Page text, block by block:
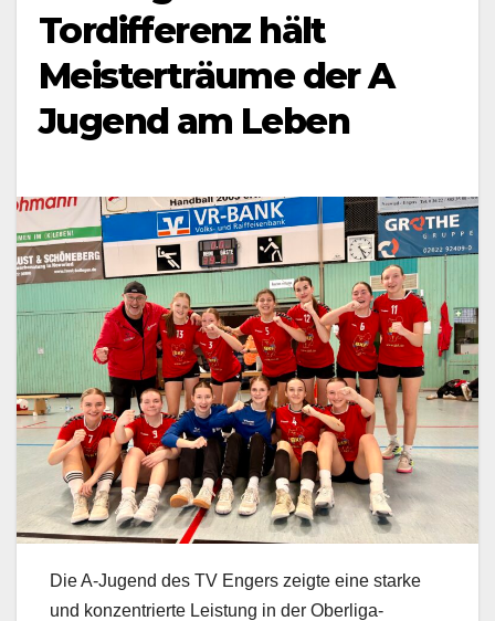
Tordifferenz hält
Meisterträume der A
Jugend am Leben
Die A-Jugend des TV Engers zeigte eine starke
und konzentrierte Leistung in der Oberliga-